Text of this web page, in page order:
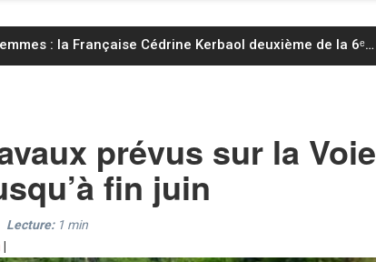
: la Française Cédrine Kerbaol deuxième de la 6ᵉ…
prévus sur la Voie
fin juin
Lecture: 1 min